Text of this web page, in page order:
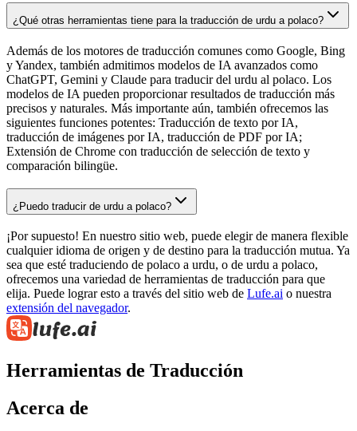
¿Qué otras herramientas tiene para la traducción de urdu a polaco?
Además de los motores de traducción comunes como Google, Bing
y Yandex, también admitimos modelos de IA avanzados como
ChatGPT, Gemini y Claude para traducir del urdu al polaco. Los
modelos de IA pueden proporcionar resultados de traducción más
precisos y naturales. Más importante aún, también ofrecemos las
siguientes funciones potentes: Traducción de texto por IA,
traducción de imágenes por IA, traducción de PDF por IA;
Extensión de Chrome con traducción de selección de texto y
comparación bilingüe.
¿Puedo traducir de urdu a polaco?
¡Por supuesto! En nuestro sitio web, puede elegir de manera flexible
cualquier idioma de origen y de destino para la traducción mutua. Ya
sea que esté traduciendo de polaco a urdu, o de urdu a polaco,
ofrecemos una variedad de herramientas de traducción para que
elija. Puede lograr esto a través del sitio web de Lufe.ai o nuestra
extensión del navegador.
Herramientas de Traducción
Acerca de